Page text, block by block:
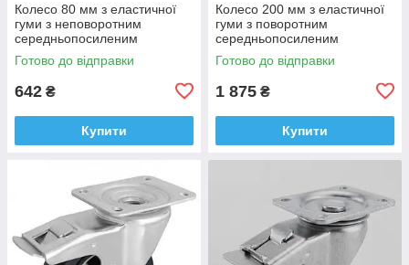
Колесо 80 мм з еластичної
гуми з неповоротним
середньопосиленим
кронштейном (180 кг)
Готово до відправки
642 ₴
Купити
Колесо 200 мм з еластичної
гуми з поворотним
середньопосиленим
кронштейном і гальмом (500
кг)
Готово до відправки
1 875 ₴
Купити